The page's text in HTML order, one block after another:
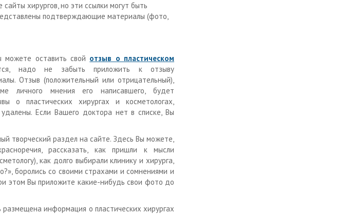
хирургов, но эти ссылки могут быть
подтверждающие материалы (фото,
оставить свой отзыв о пластическом
надо не забыть приложить к отзыву
Отзыв (положительный или отрицательный),
личного мнения его написавшего, будет
о пластических хирургах и косметологах,
Если Вашего доктора нет в списке, Вы
творческий раздел на сайте. Здесь Вы можете,
рассказать, как пришли к мысли
как долго выбирали клинику и хирурга,
боролись со своими страхами и сомнениями и
этом Вы приложите какие-нибудь свои фото до
размещена информация о пластических хирургах